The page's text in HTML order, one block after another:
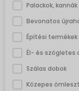
Palackok,
Bevonatos
Építési termékek
Él- és szögletes
Szálas dobok
Közepes